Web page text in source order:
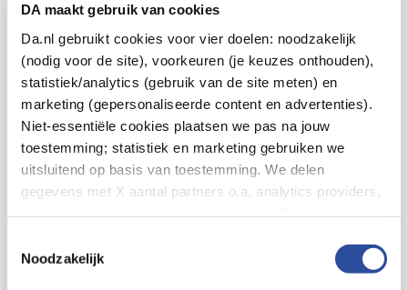
DA maakt gebruik van cookies
Da.nl gebruikt cookies voor vier doelen: noodzakelijk
(nodig voor de site), voorkeuren (je keuzes onthouden),
statistiek/analytics (gebruik van de site meten) en
marketing (gepersonaliseerde content en advertenties).
Niet-essentiële cookies plaatsen we pas na jouw
toestemming; statistiek en marketing gebruiken we
uitsluitend op basis van toestemming. We delen
gegevens met X aantal partners o.a. analytics providers,
en de bewaartermijnen per categorie. Je kunt je keuze op
Noodzakelijk
8.6 uit4.106 reviews
Over DA
Klantenservice
Assortiment
VolgDAop: